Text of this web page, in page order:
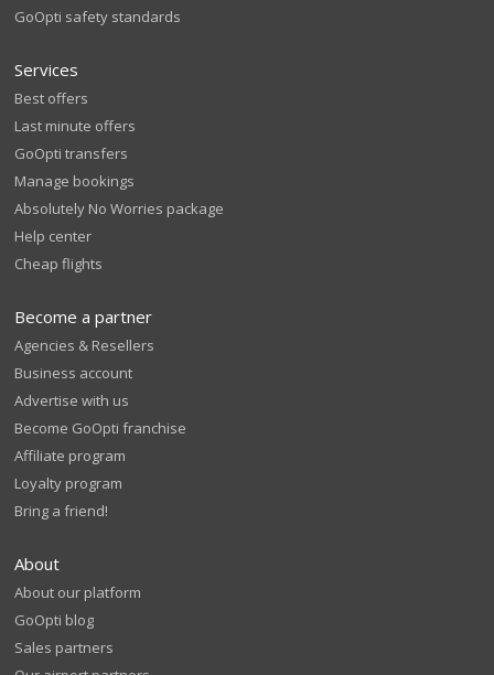
GoOpti safety standards
Services
Best offers
Last minute offers
GoOpti transfers
Manage bookings
Absolutely No Worries package
Help center
Cheap flights
Become a partner
Agencies & Resellers
Business account
Advertise with us
Become GoOpti franchise
Affiliate program
Loyalty program
Bring a friend!
About
About our platform
GoOpti blog
Sales partners